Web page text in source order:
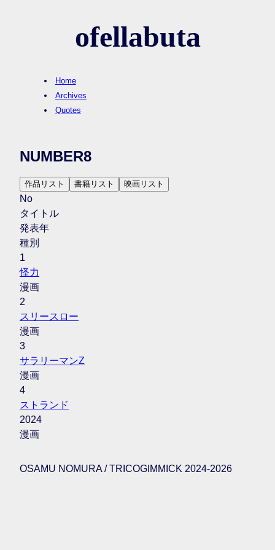
ofellabuta
Home
Archives
Quotes
NUMBER8
作品リスト 書籍リスト 映画リスト
No
タイトル
発表年
種別
1
怪力
漫画
2
スリースロー
漫画
3
サラリーマンZ
漫画
4
ストランド
2024
漫画
OSAMU NOMURA / TRICOGIMMICK 2024-2026